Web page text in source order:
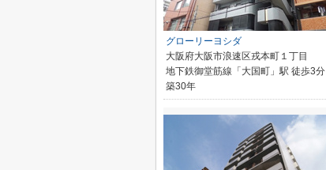
グローリーヨシダ
大阪府大阪市浪速区戎本町１丁目
地下鉄御堂筋線「大国町」駅 徒歩3分
築30年